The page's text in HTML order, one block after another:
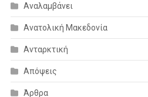
Αναλαμβάνει
Ανατολική Μακεδονία
Ανταρκτική
Απόψεις
Άρθρα